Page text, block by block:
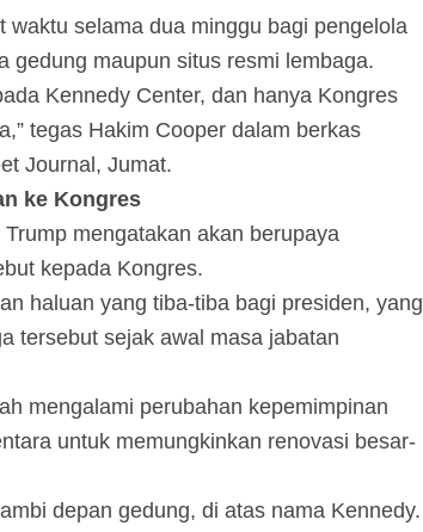
selama dua minggu bagi pengelola
gedung maupun situs resmi lembaga.
Kennedy Center, dan hanya Kongres
tegas Hakim Cooper dalam berkas
Journal, Jumat.
ke Kongres
mengatakan akan berupaya
kepada Kongres.
haluan yang tiba-tiba bagi presiden, yang
tersebut sejak awal masa jabatan
mengalami perubahan kepemimpinan
untuk memungkinkan renovasi besar-
depan gedung, di atas nama Kennedy.